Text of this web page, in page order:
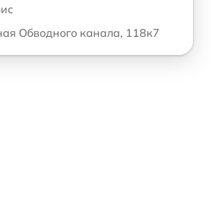
Обводного канала, 118к7